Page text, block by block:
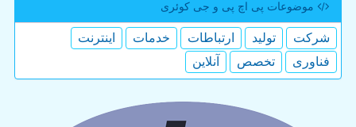
موضوعات پی اچ پی و جی كوئری
شركت تولید ارتباطات خدمات
اینترنت
فناوری
تخصص آنلاین